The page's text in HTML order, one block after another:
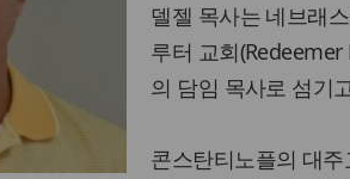
델젤 목사는 네브래
루터 교회
의 담임 목사로 섬기
콘스탄티노플의 대